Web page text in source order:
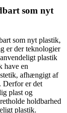
som nyt
som nyt plastik,
er der teknologier
plastik
have en
afhængigt af
Derfor er det
plast og
holdbarhed
plastik.